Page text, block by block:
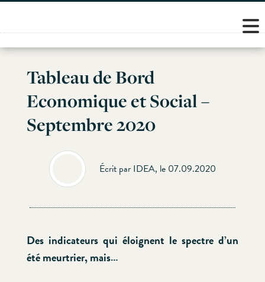
Skip
content
Tableau de Bord
Economique et Social –
Septembre 2020
Écrit par IDEA, le 07.09.2020
Des indicateurs qui éloignent le spectre d’un
été meurtrier, mais…